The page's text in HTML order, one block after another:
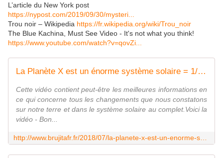
L’article du New York post
https://nypost.com/2019/09/30/mysteri...
Trou noir – Wikipedia https://fr.wikipedia.org/wiki/Trou_noir
The Blue Kachina, Must See Video - It's not what you think!
https://www.youtube.com/watch?v=qovZi...
La Planète X est un énorme système solaire = 1/2 - MOINS de BIENS PLUS de LIENS
Cette vidéo contient peut-être les meilleures informations en
ce qui concerne tous les changements que nous constatons
sur notre terre et dans le système solaire au complet.Voici la
vidéo - Bon...